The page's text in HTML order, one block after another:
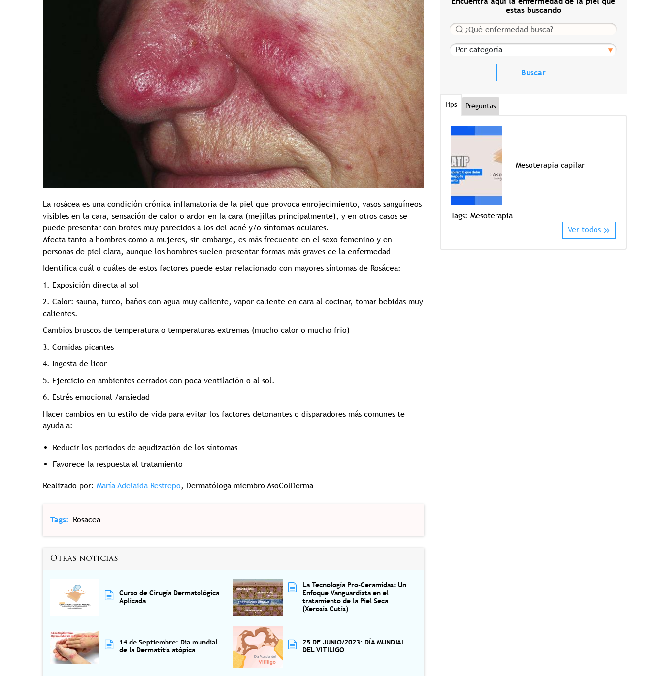
La rosácea es una condición crónica inflamatoria de la piel que provoca enrojecimiento, vasos sanguíneos
visibles en la cara, sensación de calor o ardor en la cara (mejillas principalmente), y en otros casos se
puede presentar con brotes muy parecidos a los del acné y/o síntomas oculares.
Afecta tanto a hombres como a mujeres, sin embargo, es más frecuente en el sexo femenino y en
personas de piel clara, aunque los hombres suelen presentar formas más graves de la enfermedad
Identifica cuál o cuáles de estos factores puede estar relacionado con mayores síntomas de Rosácea:
1. Exposición directa al sol
2. Calor: sauna, turco, baños con agua muy caliente, vapor caliente en cara al cocinar, tomar bebidas muy
calientes.
Cambios bruscos de temperatura o temperaturas extremas (mucho calor o mucho frio)
3. Comidas picantes
4. Ingesta de licor
5. Ejercicio en ambientes cerrados con poca ventilación o al sol.
6. Estrés emocional /ansiedad
Hacer cambios en tu estilo de vida para evitar los factores detonantes o disparadores más comunes te
ayuda a:
Reducir los periodos de agudización de los síntomas
Favorece la respuesta al tratamiento
Realizado por: María Adelaida Restrepo, Dermatóloga miembro AsoColDerma
Tags Rosacea
Otras noticias
Curso de Cirugía Dermatológica
Aplicada
La Tecnología Pro-Ceramidas: Un
Enfoque Vanguardista en el
tratamiento de la Piel Seca
(Xerosis Cutis)
14 de Septiembre: Día mundial
de la Dermatitis atópica
25 DE JUNIO/2023: DÍA MUNDIAL
DEL VITILIGO
estas buscando
Buscar
Por categoría
Tips Preguntas
Tricología: Expertos en
salud capilar
Tags:Tricologia
Mesoterapia capilar
Tags: Mesoterapia
Ver todos